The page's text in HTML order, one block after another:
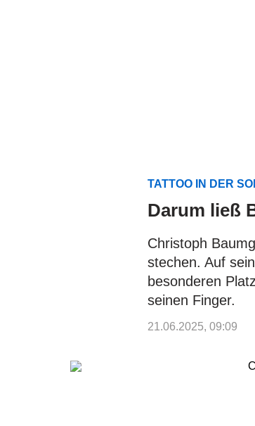
TATTOO IN DER
Darum ließ
Christoph
stechen. Auf
besonderen
seinen Finger.
21.06.2025, 09:09